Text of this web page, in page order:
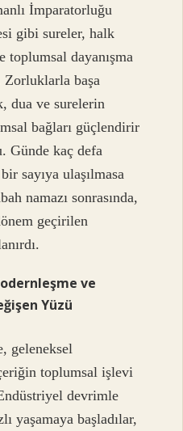
İmparatorluğu
gibi sureler, halk
toplumsal dayanışma
Zorluklarla başa
dua ve surelerin
bağları güçlendirir
Günde kaç defa
sayıya ulaşılmasa
namazı sonrasında,
geçirilen
ve
Yüzü
geleneksel
toplumsal işlevi
devrimle
yaşamaya başladılar,